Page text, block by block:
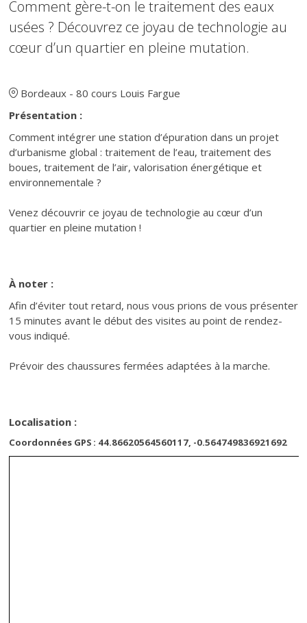
Comment gère-t-on le traitement des eaux
usées ? Découvrez ce joyau de technologie au
cœur d’un quartier en pleine mutation.
Texte
Bordeaux - 80 cours Louis Fargue
Présentation :
Comment intégrer une station d’épuration dans un projet
d’urbanisme global : traitement de l’eau, traitement des
boues, traitement de l’air, valorisation énergétique et
environnementale ?
Venez découvrir ce joyau de technologie au cœur d’un
quartier en pleine mutation !
À noter :
Afin d’éviter tout retard, nous vous prions de vous présenter
15 minutes avant le début des visites au point de rendez-
vous indiqué.
Prévoir des chaussures fermées adaptées à la marche.
Localisation :
Coordonnées GPS : 44.86620564560117, -0.564749836921692